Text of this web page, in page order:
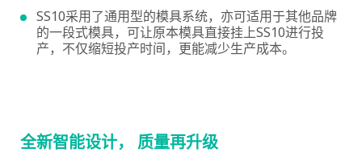
SS10采用了通用型的模具系统，亦可适用于其他品牌
的一段式模具，可让原本模具直接挂上SS10进行投
产，不仅缩短投产时间，更能减少生产成本。
全新智能设计， 质量再升级